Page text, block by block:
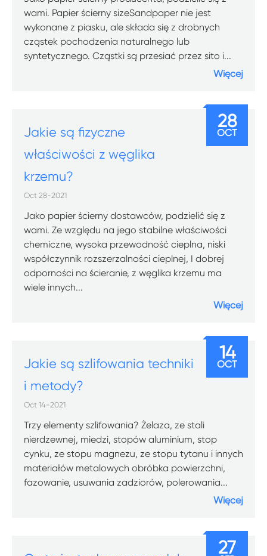
wami. Papier ścierny sizeSandpaper nie jest
wykonane z piasku, ale składa się z drobnych
cząstek pochodzenia naturalnego lub
syntetycznego. Cząstki są przesiać przez sito i...
Więcej
Jakie są fizyczne
właściwości z węglika
krzemu?
Oct 28-2021
Jako papier ścierny dostawców, podzielić się z
wami. Ze względu na jego stabilne właściwości
chemiczne, wysoka przewodność cieplna, niski
współczynnik rozszerzalności cieplnej, I dobrej
odporności na ścieranie, z węglika krzemu ma
wiele innych...
Więcej
28
OCT
Jakie są szlifowania techniki
i metody?
Oct 14-2021
Trzy elementy szlifowania? Żelaza, ze stali
nierdzewnej, miedzi, stopów aluminium, stop
cynku, ze stopu magnezu, ze stopu tytanu i innych
materiałów metalowych obróbka powierzchni,
fazowanie, usuwania zadziorów, polerowania...
Więcej
14
OCT
27